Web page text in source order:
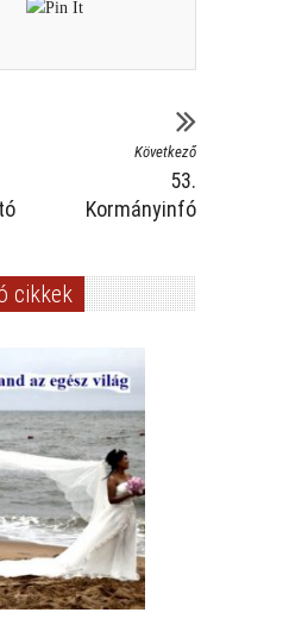
Következő
53.
Kormányinfó
cikkek